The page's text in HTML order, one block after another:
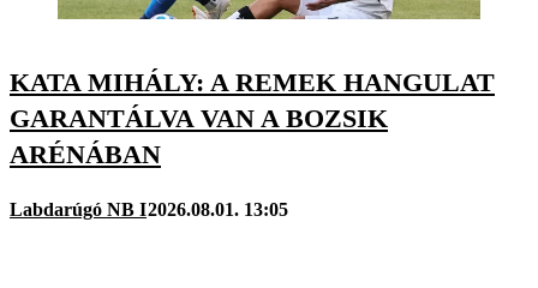
KATA MIHÁLY: A REMEK HANGULAT
GARANTÁLVA VAN A BOZSIK
ARÉNÁBAN
Labdarúgó NB I2026.08.01. 13:05